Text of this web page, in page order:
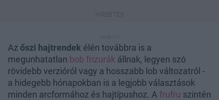
Az őszi hajtrendek élén továbbra is a
megunhatatlan bob frizurák állnak, legyen szó
rövidebb verzióról vagy a hosszabb lob változatról -
a hidegebb hónapokban is a legjobb választások
minden arcformához és hajtípushoz. A frufru szintén